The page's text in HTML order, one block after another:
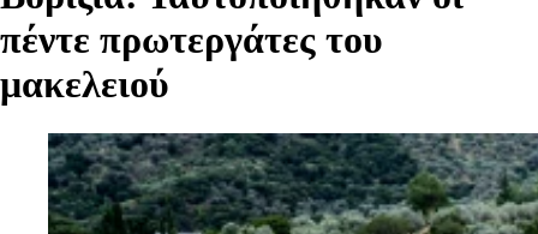
πέντε πρωτεργάτες του
μακελειού